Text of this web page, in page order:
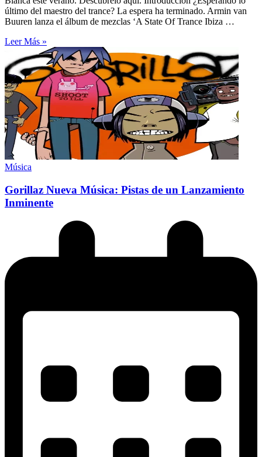
último del maestro del trance? La espera ha terminado. Armin van
Buuren lanza el álbum de mezclas ‘A State Of Trance Ibiza …
Leer Más »
Música
Gorillaz Nueva Música: Pistas de un Lanzamiento
Inminente